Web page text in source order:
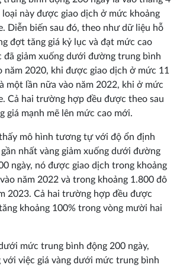
loại này được giao dịch ở mức khoảng
Diễn biến sau đó, theo như dữ liệu hỗ
đợt tăng giá kỷ lục và đạt mức cao
đã giảm xuống dưới đường trung bình
năm 2020, khi được giao dịch ở mức 11
một lần nữa vào năm 2022, khi ở mức
Cả hai trường hợp đều được theo sau
giá mạnh mẽ lên mức cao mới.
mô hình tương tự với độ ổn định
nhất vàng giảm xuống dưới đường
ngày, nó được giao dịch trong khoảng
năm 2022 và trong khoảng 1.800 đô
2023. Cả hai trường hợp đều được
khoảng 100% trong vòng mười hai
mức trung bình động 200 ngày,
với việc giá vàng dưới mức trung bình